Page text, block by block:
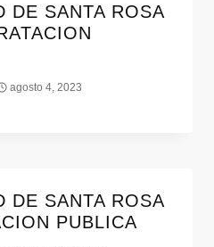
DE SANTA ROSA
agosto 4, 2023
DE SANTA ROSA
PUBLICA